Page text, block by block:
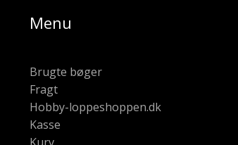
Menu
Brugte bøger
Fragt
Hobby-loppeshoppen.dk
Kasse